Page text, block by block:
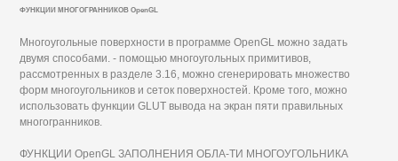
ФУНКЦИИ МНОГОГРАННИКОВ OpenGL
Многоугольные поверхности в программе OpenGL можно задать
двумя способами. - помощью многоугольных примитивов,
рассмотренных в разделе 3.16, можно сгенерировать множество
форм многоугольников и сеток поверхностей. Кроме того, можно
использовать функции GLUT вывода на экран пяти правильных
многогранников.
ФУНКЦИИ OpenGL ЗАПОЛНЕНИЯ ОБЛА-ТИ МНОГОУГОЛЬНИКА